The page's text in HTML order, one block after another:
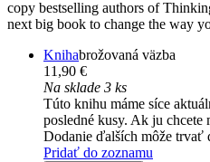
copy bestselling authors of
next big book to change the way
Knihabrožovaná väzba
11,90 €
Na sklade 3 ks
Túto knihu máme síce
posledné kusy. Ak ju
Dodanie ďalších môže trvať
Pridať do zoznamu